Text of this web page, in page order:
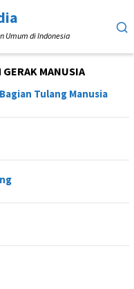
Umum di Indonesia
MANUSIA
Tulang Manusia